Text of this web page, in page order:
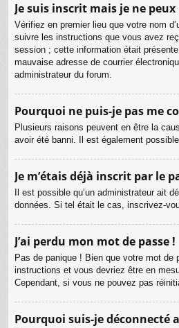
Je suis inscrit mais je ne
Vérifiez en premier lieu que votre nom
suivre les instructions que vous avez
session ; cette information était
mauvaise adresse de courrier
administrateur du forum.
Pourquoi ne puis-je pas me
Plusieurs raisons peuvent en être la
avoir été banni. Il est également
Je m’étais déjà inscrit par le
Il est possible qu’un administrateur ait
données. Si tel était le cas, inscrivez-
J’ai perdu mon mot de passe !
Pas de panique ! Bien que votre mot
instructions et vous devriez être en
Cependant, si vous ne pouvez pas
Pourquoi suis-je déconnecté